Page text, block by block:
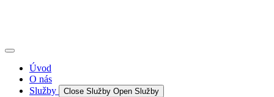
Úvod
O nás
Služby
Close Služby Open Služby